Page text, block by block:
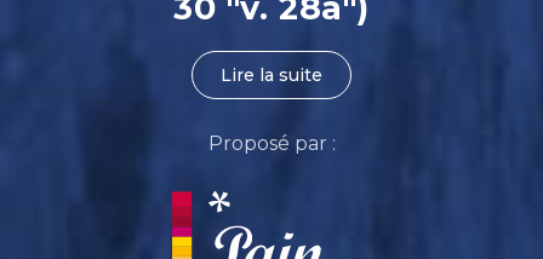
Lire la suite
Proposé par :